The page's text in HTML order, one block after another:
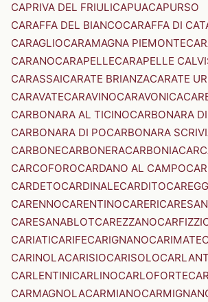
CAPRIVA DEL FRIULICAPUACAPURSO
CARAFFA DEL BIANCOCARAFFA DI
CARAGLIOCARAMAGNA PIEMONTE
CARANOCARAPELLECARAPELLE
CARASSAICARATE BRIANZACARATE
CARAVATECARAVINOCARAVONICA
CARBONARA AL TICINOCARBONARA
CARBONARA DI POCARBONARA
CARBONECARBONERACARBONIA
CARCOFOROCARDANO AL CAMPO
CARDETOCARDINALECARDITO
CARENNOCARENTINOCARERI
CARESANABLOTCAREZZANOCARFIZZI
CARIATICARIFECARIGNANOCARIMATE
CARINOLACARISIOCARISOLO
CARLENTINICARLINOCARLOFORTE
CARMAGNOLACARMIANO